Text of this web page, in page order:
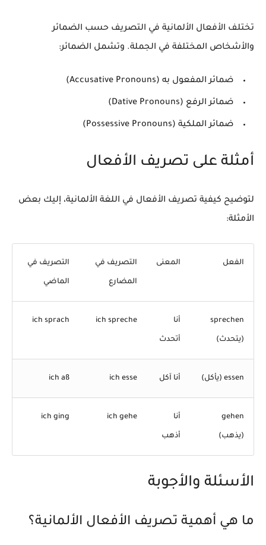
تختلف الأفعال الألمانية في التصريف حسب الضمائر
والأشخاص المختلفة في الجملة. وتشمل الضمائر:
ضمائر المفعول به (Accusative Pronouns)
ضمائر الرفع (Dative Pronouns)
ضمائر الملكية (Possessive Pronouns)
أمثلة على تصريف الأفعال
لتوضيح كيفية تصريف الأفعال في اللغة الألمانية، إليك بعض
الأمثلة:
الفعل المعنى التصريف في
المضارع
التصريف في
الماضي
sprechen
(يتحدث)
أنا
أتحدث
ich spreche
ich sprach
essen (يأكل) أنا آكل ich esse
ich aß
gehen
(يذهب)
أنا
أذهب
ich gehe
ich ging
الأسئلة والأجوبة
ما هي أهمية تصريف الأفعال الألمانية؟